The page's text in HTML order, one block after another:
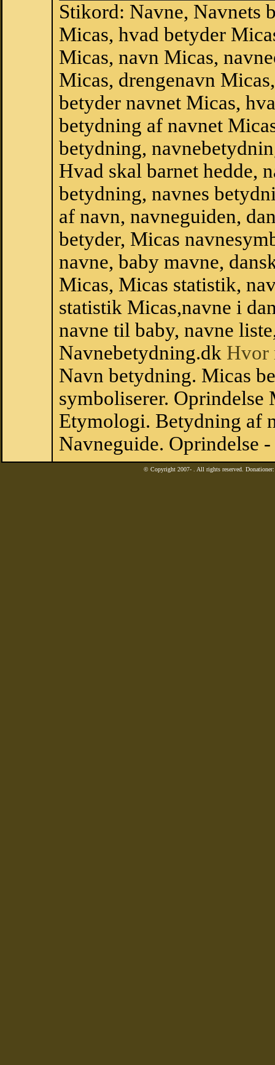
Stikord: Navne, Navnets
Micas, hvad betyder
Micas, navn Micas,
Micas, drengenavn
betyder navnet Micas,
betydning af navnet
betydning,
Hvad skal barnet hedde,
betydning, navnes
af navn, navneguiden,
betyder, Micas
navne, baby mavne,
Micas, Micas statistik,
statistik Micas,navne i
navne til baby, navne
Navnebetydning.dk Hvor
Navn betydning. Micas
symboliserer. Oprindelse
Etymologi. Betydning af
Navneguide. Oprindelse
© Copyright 2007- . All rights reserved.